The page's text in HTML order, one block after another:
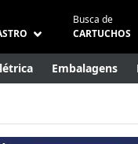
Busca de
CARTUCHOS
Embalagens